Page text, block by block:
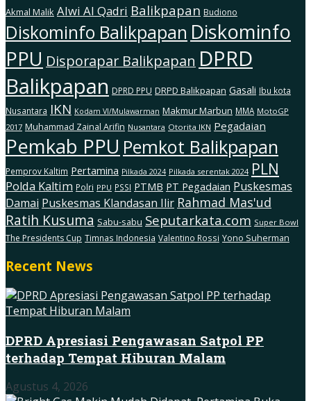
Akmal Malik Alwi Al Qadri Balikpapan Budiono
Diskominfo Balikpapan Diskominfo
PPU Disporapar Balikpapan DPRD
Balikpapan DPRD PPU DRPD Balikpapan Gasali Ibu kota
Nusantara IKN Kodam Vl/Mulawarman Makmur Marbun MMA MotoGP
2017 Muhammad Zainal Arifin Nusantara Otorita IKN Pegadaian
Pemkab PPU Pemkot Balikpapan
Pemprov Kaltim Pertamina Pilkada 2024 Pilkada serentak 2024 PLN
Polda Kaltim Polri PPU PSSI PTMB PT Pegadaian Puskesmas
Damai Puskesmas Klandasan Ilir Rahmad Mas'ud
Ratih Kusuma Sabu-sabu Seputarkata.com Super Bowl
The Presidents Cup Timnas Indonesia Valentino Rossi Yono Suherman
Recent News
DPRD Apresiasi Pengawasan Satpol PP
terhadap Tempat Hiburan Malam
Agustus 4, 2026